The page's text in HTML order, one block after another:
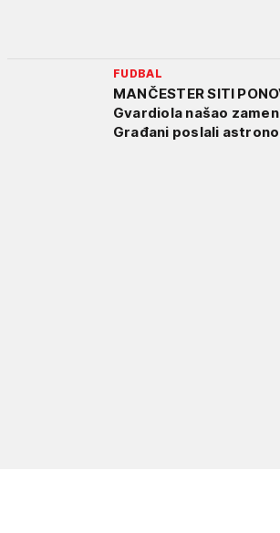
FUDBAL
MANČESTER SITI
Gvardiola našao
Građani poslali